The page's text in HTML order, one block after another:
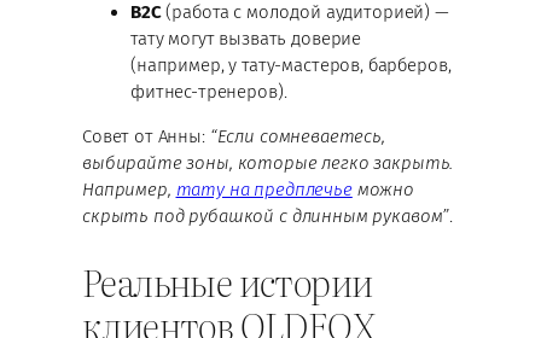
B2C(работа с молодой аудиторией) —
тату могут вызвать доверие
(например, у тату-мастеров, барберов,
фитнес-тренеров).
Совет от Анны: “Если сомневаетесь,
выбирайте зоны, которые легко закрыть.
Например, тату на предплечьеможно
скрыть под рубашкой с длинным рукавом”.
Реальные истории
клиентов OLDFOX